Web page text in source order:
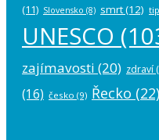
(11) Slovensko (8) smrt(12)
UNESCO
zajímavosti (20) zdraví
(16) česko (9) Řecko (22)